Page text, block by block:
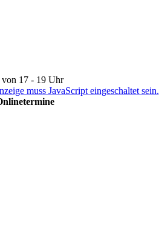
von 17 - 19 Uhr
muss JavaScript eingeschaltet sein.